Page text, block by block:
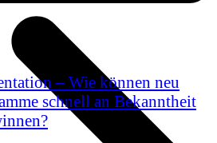
– Wie können neu
schnell an Bekanntheit